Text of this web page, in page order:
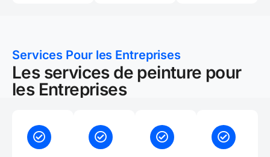
Services Pour les Entreprises
Les services de peinture pour
les Entreprises